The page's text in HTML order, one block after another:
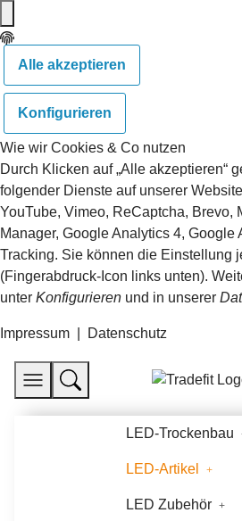
Alle akzeptieren
Konfigurieren
Wie wir Cookies & Co nutzen
Durch Klicken auf „Alle akzeptieren“
folgender Dienste auf unserer
YouTube, Vimeo, ReCaptcha, Brevo,
Manager, Google Analytics 4, Google
Tracking. Sie können die Einstellung
(Fingerabdruck-Icon links unten).
unter Konfigurieren und in unserer
Impressum Datenschutz
LED-Trockenbau
LED-Artikel
LED Zubehör